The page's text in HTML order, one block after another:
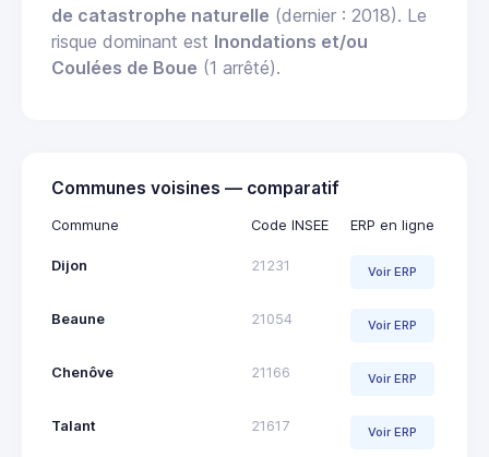
de catastrophe naturelle (dernier : 2018). Le
risque dominant est Inondations et/ou
Coulées de Boue (1 arrêté).
Communes voisines — comparatif
Commune Code INSEE ERP en ligne
Dijon 21231 Voir ERP
Beaune 21054 Voir ERP
Chenôve 21166 Voir ERP
Talant 21617 Voir ERP